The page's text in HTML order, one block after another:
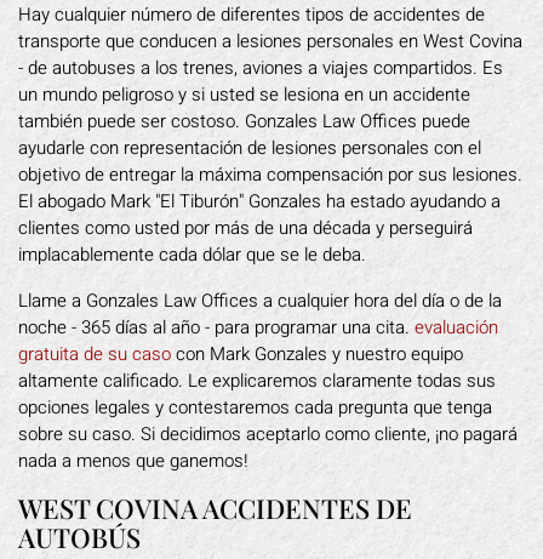
Hay cualquier número de diferentes tipos de accidentes de
transporte que conducen a lesiones personales en West Covina
- de autobuses a los trenes, aviones a viajes compartidos. Es
un mundo peligroso y si usted se lesiona en un accidente
también puede ser costoso. Gonzales Law Offices puede
ayudarle con representación de lesiones personales con el
objetivo de entregar la máxima compensación por sus lesiones.
El abogado Mark "El Tiburón" Gonzales ha estado ayudando a
clientes como usted por más de una década y perseguirá
implacablemente cada dólar que se le deba.
Llame a Gonzales Law Offices a cualquier hora del día o de la
noche - 365 días al año - para programar una cita. evaluación
gratuita de su casocon Mark Gonzales y nuestro equipo
altamente calificado. Le explicaremos claramente todas sus
opciones legales y contestaremos cada pregunta que tenga
sobre su caso. Si decidimos aceptarlo como cliente, ¡no pagará
nada a menos que ganemos!
WEST COVINA ACCIDENTES DE
AUTOBÚS